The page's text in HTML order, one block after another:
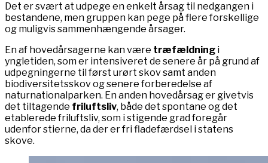
Det er svært at udpege en enkelt årsag til nedgangen i
bestandene, men gruppen kan pege på flere forskellige
og muligvis sammenhængende årsager.
En af hovedårsagerne kan være træfældning i
yngletiden, som er intensiveret de senere år på grund af
udpegningerne til først urørt skov samt anden
biodiversitetsskov og senere forberedelse af
naturnationalparken. En anden hovedårsag er givetvis
det tiltagende friluftsliv, både det spontane og det
etablerede friluftsliv, som i stigende grad foregår
udenfor stierne, da der er fri fladefærdsel i statens
skove.